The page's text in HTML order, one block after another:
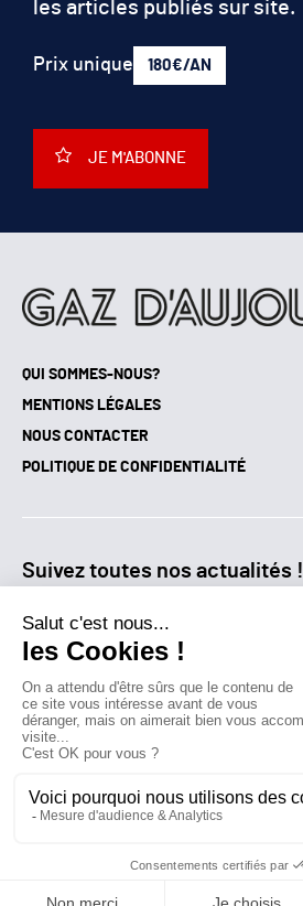
QUI SOMMES-NOUS?
MENTIONS LÉGALES
NOUS CONTACTER
POLITIQUE DE CONFIDENTIALITÉ
Suivez toutes nos actualités !
NEWSLETTER
Qui sommes-nous?
Contactez-nous
les articles publiés sur site.
Prix unique 180€/AN
JE M'ABONNE